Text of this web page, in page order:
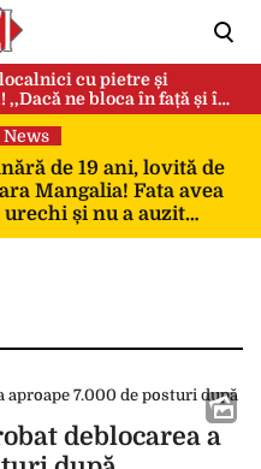
cu pietre și
ne bloca în față și în
de 19 ani, lovită de
Mangalia! Fata avea
și nu a auzit
deblocarea a